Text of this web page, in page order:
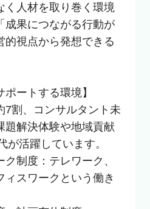
人材を取り巻く環境
成果につながる行動が
的視点から発想できる
ポートする環境】
7割、コンサルタント未
題解決体験や地域貢献
が活躍しています。
ク制度：テレワーク、
ィスワークという働き